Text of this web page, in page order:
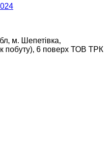
м. Шепетівка,
побуту), 6 поверх ТОВ ТРК